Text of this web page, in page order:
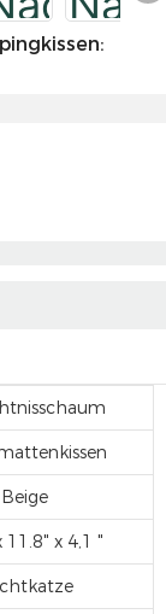
Beige
11.8" x 4,1 "